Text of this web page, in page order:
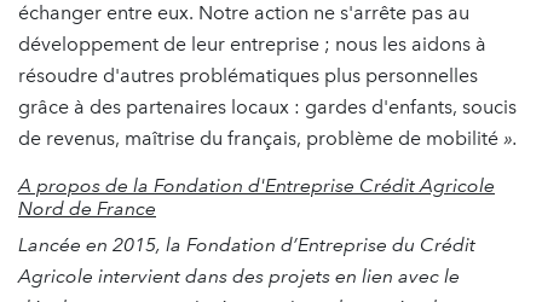
échanger entre eux. Notre action ne s'arrête pas au
développement de leur entreprise ; nous les aidons à
résoudre d'autres problématiques plus personnelles
grâce à des partenaires locaux : gardes d'enfants, soucis
de revenus, maîtrise du français, problème de mobilité ».
A propos de la Fondation d'Entreprise Crédit Agricole
Nord de France
Lancée en 2015, la Fondation d’Entreprise du Crédit
Agricole intervient dans des projets en lien avec le